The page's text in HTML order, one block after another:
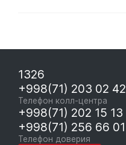
1326
+998(71) 203 02 42
Телефон колл-центра
+998(71) 202 15 13
+998(71) 256 66 01
Телефон доверия